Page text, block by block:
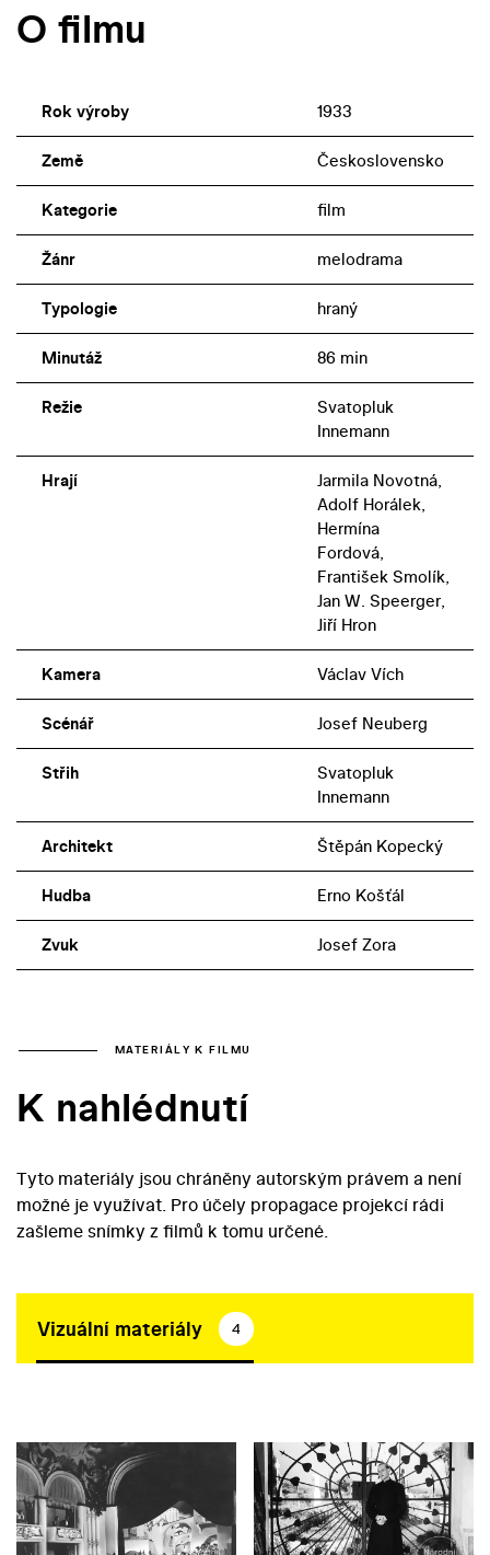
O filmu
Rok výroby 1933
Země Československo
Kategorie film
Žánr melodrama
Typologie hraný
Minutáž 86 min
Režie
Svatopluk
Innemann
Hrají
Jarmila Novotná,
Adolf Horálek,
Hermína
Fordová,
František Smolík,
Jan W. Speerger,
Jiří Hron
Kamera Václav Vích
Scénář Josef Neuberg
Střih
Svatopluk
Innemann
Architekt Štěpán Kopecký
Hudba Erno Košťál
Zvuk Josef Zora
MATERIÁLY K FILMU
K nahlédnutí
Tyto materiály jsou chráněny autorským právem a není
možné je využívat. Pro účely propagace projekcí rádi
zašleme snímky z filmů k tomu určené.
Vizuální materiály 4